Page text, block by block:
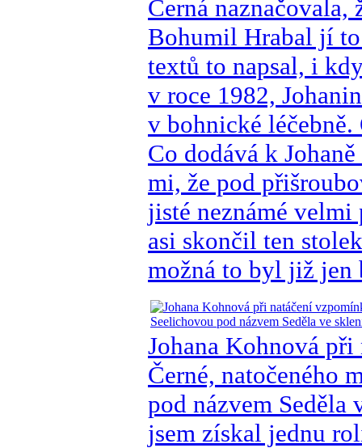
Černá
Bohumil Hrabal jí
textů to napsal, i
v roce 1982,
v bohnické
Co dodává k
mi, že pod
jisté neznámé
asi skončil ten
možná to byl již
Johana Kohnová
Černé, natočeného
pod názvem Seděla
jsem získal jednu